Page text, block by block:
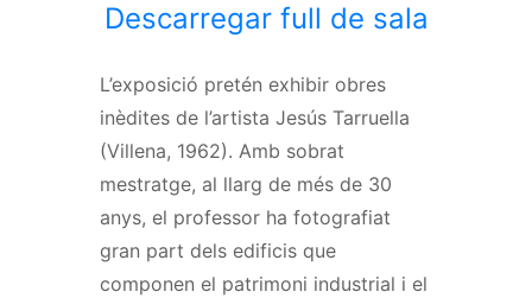
Descarregar full de sala
L’exposició pretén exhibir obres
inèdites de l’artista Jesús Tarruella
(Villena, 1962). Amb sobrat
mestratge, al llarg de més de 30
anys, el professor ha fotografiat
gran part dels edificis que
componen el patrimoni industrial i el